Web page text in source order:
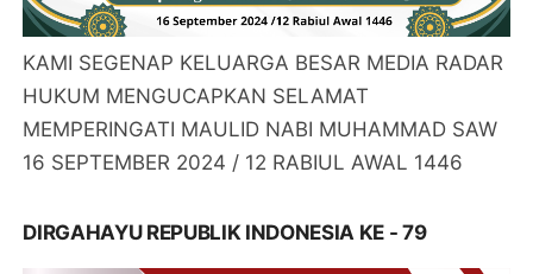
KAMI SEGENAP KELUARGA BESAR MEDIA RADAR
HUKUM MENGUCAPKAN SELAMAT
MEMPERINGATI MAULID NABI MUHAMMAD SAW
16 SEPTEMBER 2024 / 12 RABIUL AWAL 1446
DIRGAHAYU REPUBLIK INDONESIA KE - 79